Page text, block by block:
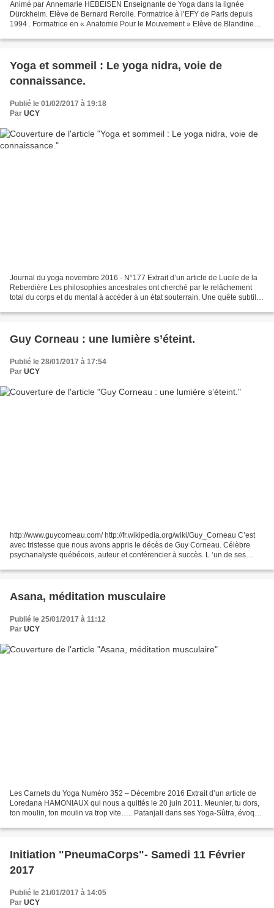
Animé par Annemarie HEBEISEN Enseignante de Yoga dans la lignée
Dürckheim. Elève de Bernard Rerolle. Formatrice à l’EFY de Paris depuis
1994 . Formatrice en « Anatomie Pour le Mouvement » Elève de Blandine
Yoga et sommeil : Le yoga nidra, voie de
connaissance.
Publié le 01/02/2017 à 19:18
Par UCY
Journal du yoga novembre 2016 - N°177 Extrait d’un article de Lucile de la
Reberdière Les philosophies ancestrales ont cherché par le relâchement
total du corps et du mental à accéder à un état souterrain. Une quête subtile
Guy Corneau : une lumière s’éteint.
Publié le 28/01/2017 à 17:54
Par UCY
http://www.guycorneau.com/ http://fr.wikipedia.org/wiki/Guy_Corneau C’est
avec tristesse que nous avons appris le décès de Guy Corneau. Célèbre
psychanalyste québécois, auteur et conférencier à succès. L ’un de ses
Asana, méditation musculaire
Publié le 25/01/2017 à 11:12
Par UCY
Les Carnets du Yoga Numéro 352 – Décembre 2016 Extrait d’un article de
Loredana HAMONIAUX qui nous a quittés le 20 juin 2011. Meunier, tu dors,
ton moulin, ton moulin va trop vite….. Patanjali dans ses Yoga-Sûtra, évoque
Initiation "PneumaCorps"- Samedi 11 Février
2017
Publié le 21/01/2017 à 14:05
Par UCY